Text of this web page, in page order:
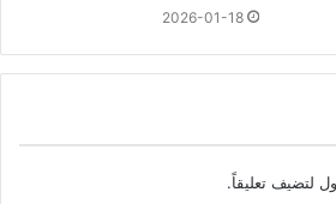
2026-01-18
لتضيف تعليقاً.